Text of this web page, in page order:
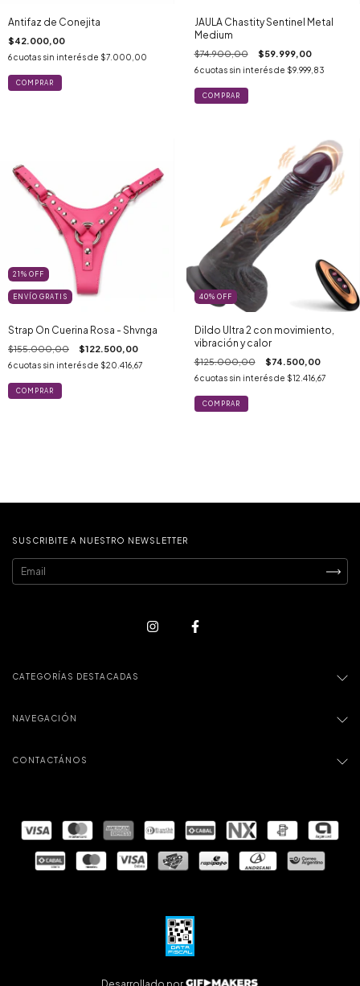
Antifaz de Conejita
$42.000,00
6cuotas sin interés de $7.000,00
JAULA Chastity Sentinel Metal
Medium
$74.900,00 $59.999,00
6 cuotas sin interés de $9.999,83
21 % OFF
ENVÍO GRATIS
Strap On Cuerina Rosa - Shvnga
$155.000,00 $122.500,00
6cuotas sin interés de $20.416,67
40% OFF
Dildo Ultra 2 con movimiento,
vibración y calor
$125.000,00 $74.500,00
6 cuotas sin interés de $12.416,67
SUSCRIBITE A NUESTRO NEWSLETTER
CATEGORÍAS DESTACADAS
NAVEGACIÓN
CONTACTÁNOS